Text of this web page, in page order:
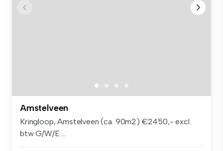
Amstelveen
Kringloop, Amstelveen (ca. 90m2) €2450,- excl.
btw G/W/E ...